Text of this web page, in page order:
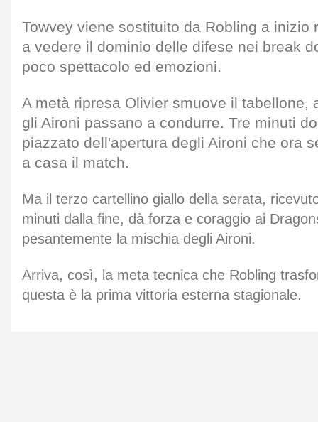
Towvey viene sostituito da Robling a inizio
a vedere il dominio delle difese nei break
poco spettacolo ed emozioni.
A metà ripresa Olivier smuove il tabellone,
gli Aironi passano a condurre. Tre minuti
piazzato dell'apertura degli Aironi che ora
a casa il match.
Ma il terzo cartellino giallo della serata,
minuti dalla fine, dà forza e coraggio ai
pesantemente la mischia degli Aironi.
Arriva, così, la meta tecnica che Robling
questa è la prima vittoria esterna stagionale.